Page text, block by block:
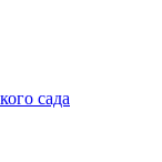
сада